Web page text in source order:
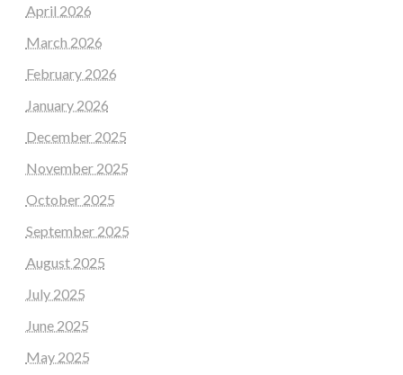
April 2026
March 2026
February 2026
January 2026
December 2025
November 2025
October 2025
September 2025
August 2025
July 2025
June 2025
May 2025